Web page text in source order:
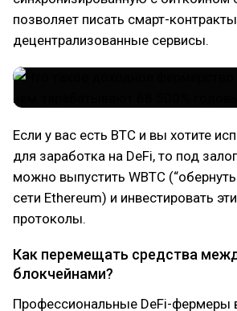
позволяет писать смарт-
децентрализованные сервисы.
Если у вас есть BTC и вы хотите
для заработка на DeFi, то под
можно выпустить WBTC
сети Ethereum) и инвестировать
протоколы.
Как перемещать средства
блокчейнами?
Профессиональные DeFi-фермеры